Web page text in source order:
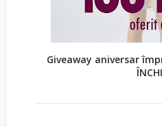
Giveaway aniversar